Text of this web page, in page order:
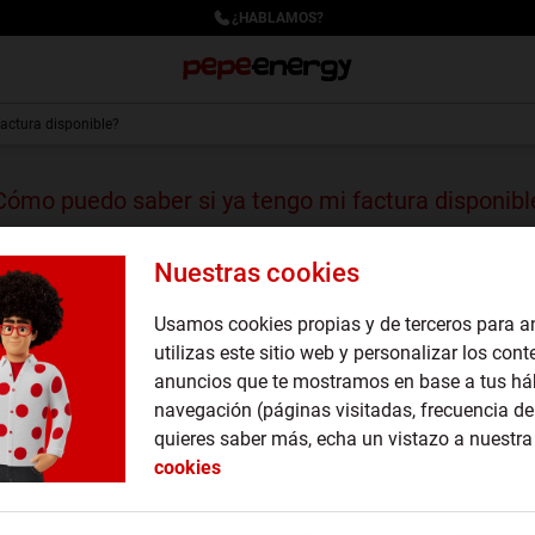
¿HABLAMOS?
disponible?
puedo saber si ya tengo mi factura
si ya tienes tu factura de Pepeenergy disponible? En
sea tan transparente y sencillo como sea posible.
un correo electrónico para notificártelo. Este correo
de tu factura en cualquier momento accediendo a tu
encontrarás una sección dedicada a tus facturas donde
actual.
Nuestras cookies
Usamos cookies propias y de terceros para
utilizas este sitio web y personalizar los
anuncios que te mostramos en base a tus
navegación (páginas visitadas, frecuencia
quieres saber más, echa un vistazo a nuestra
cookies